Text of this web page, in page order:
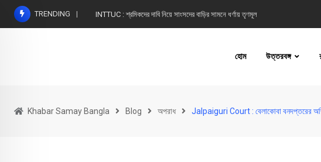
Skip
TRENDING INTTUC : শ্রমিকদের দাবি নিয়ে সাংসদের বাড়ির সামনে ধর্ণায় তৃণমূল
হোম উত্তরবঙ্গ
Khabar Samay Bangla Blog অপরাধ Jalpaiguri Court : বেলাকোবা বনদপ্তরের